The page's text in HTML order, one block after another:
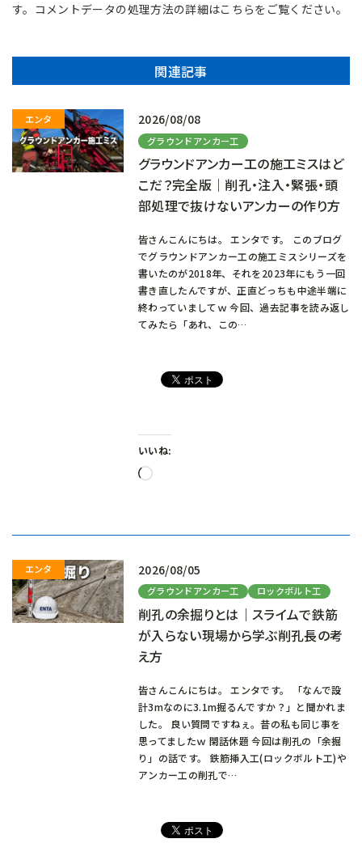
す。 コメントデータの処理方法の詳細はこちらをご覧ください。
関連記事
2026/08/08
グラウンドアンカー工
グラウンドアンカー工の施工ミスはど
こだ？完全版｜削孔・注入・緊張・頭
部処理で抜けないアンカーの作り方
皆さんこんにちは。 エンタです。 このブログ
でグラウンドアンカー工の施工ミスシリーズを
書いたのが2018年、それを2023年にもう一回
書き直したんですが、正直どっちも中途半端に
終わっていましてｗ 今回、過去記事を読み返し
てみたら「あれ、この…
いいね:
読
2026/08/05
グラウンドアンカー工 ロックボルト工
削孔の余掘りとは｜スライムで鉄筋
が入らない現場から学ぶ削孔長の考
え方
皆さんこんにちは。 エンタです。 「なんで設
計3mなのに3.1m掘るんですか？」と聞かれま
した。 良い質問ですねぇ。昔の私も同じ事を
思ってましたｗ 閑話休題 今回は削孔の「余掘
り」の話です。 鉄筋挿入工(ロックボルト工)や
アンカー工の削孔で…